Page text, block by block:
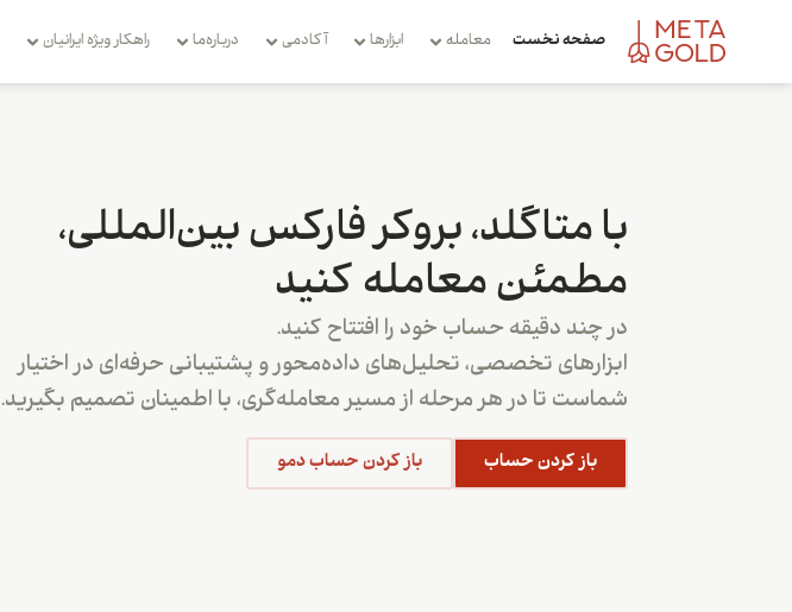
صفحه نخست معامله ابزارها آکادمی درباره‌ما راهکار ویژه ایرانیان
با متاگلد، بروکر فارکس بین‌المللی،
مطمئن معامله کنید
در چند دقیقه حساب خود را افتتاح کنید.
ابزارهای تخصصی، تحلیل‌های داده‌محور و پشتیبانی حرفه‌ای در اختیار
شماست تا در هر مرحله از مسیر معامله‌گری، با اطمینان تصمیم بگیرید.
باز کردن حساب باز کردن حساب دمو